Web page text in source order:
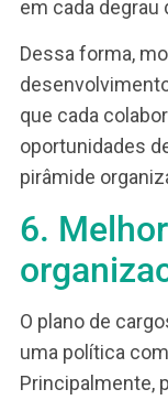
mudanças e
uma base
Além disso,
defesa, em
5.
Um bom plano
evolução de
estrutura de